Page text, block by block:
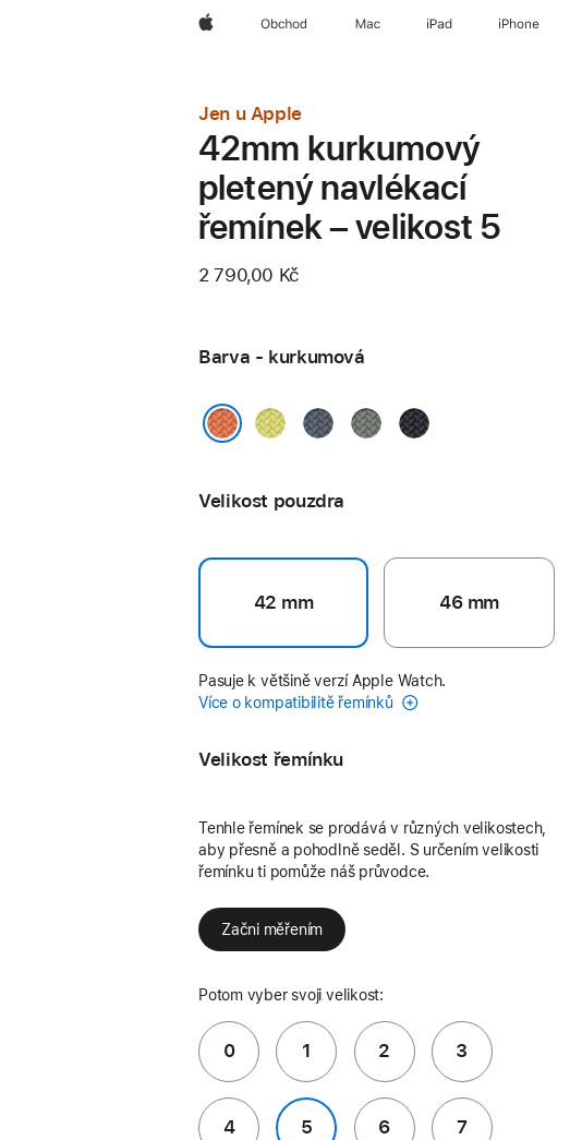
AppleObchod Mac iPad iPhone
Jen u Apple
42mm kurkumový
pletený navlékací
řemínek – velikost 5
2 790,00 Kč
Barva - kurkumová
neonověocelovězelenošedá
temně
Velikost pouzdra
42 mm 46 mm
Pasuje k většině verzí Apple Watch.
Více o kompatibilitě řemínků
Velikost řemínku
Tenhle řemínek se prodává v různých velikostech,
aby přesně a pohodlně seděl. S určením velikosti
řemínku ti pomůže náš průvodce.
Začni měřením
Potom vyber svoji velikost:
0 1 2 3
4 5 6 7